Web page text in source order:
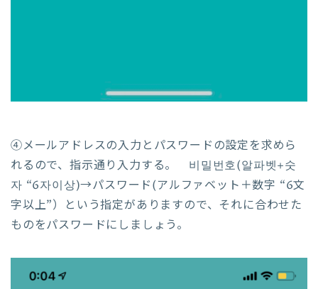
④メールアドレスの入力とパスワードの設定を求めら
れるので、指示通り入力する。 비밀번호(알파벳+숫
자 “6자이상)→パスワード(アルファベット＋数字 “6文
字以上”）という指定がありますので、それに合わせた
ものをパスワードにしましょう。